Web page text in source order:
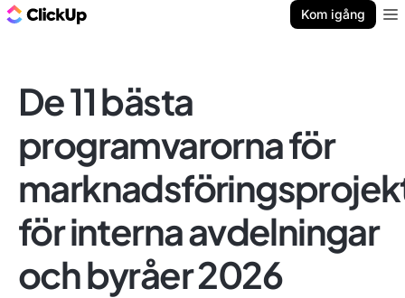
Kom igång
De 11 bästa
programvarorna för
för interna avdelningar
och byråer 2026